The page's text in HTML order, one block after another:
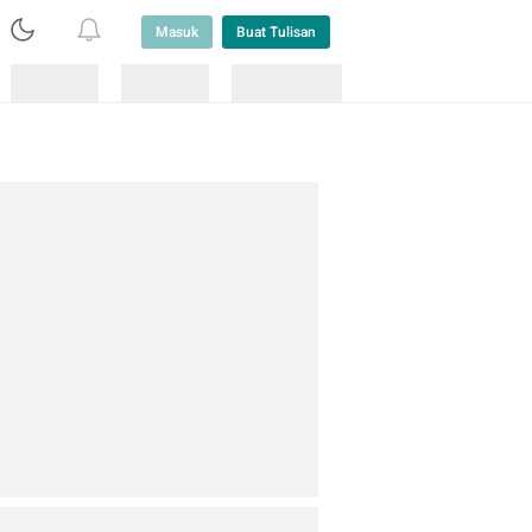
Masuk Buat Tulisan